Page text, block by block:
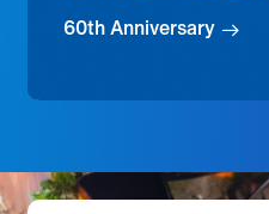
60th Anniversary